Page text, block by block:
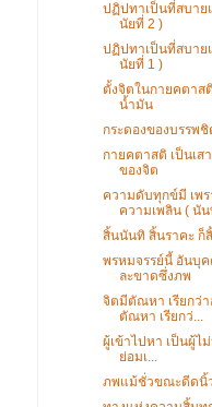
ปฏิปทาเป็นที่สบาย
นัยที่ 2 )
ปฏิปทาเป็นที่สบาย
นัยที่ 1 )
ตั้งจิตในกายคตาส
น้ำมัน
กระดองของบรรพชิ
กายคตาสติ เป็นเส
ของจิต
ความดับทุกข์มี เพ
ความเพลิน ( นั
สิ้นนันทิ สิ้นราคะ ก็
พรหมจรรย์นี้ อันบุค
ละขาดซึ่งภพ
จิตมีตัณหา เรียกว่
ตัณหา เรียกว่...
ผู้เข้าไปหา เป็นผู้ไ
ย่อมเ...
ภพแม้ชั่วขณะดีดนิ้ว